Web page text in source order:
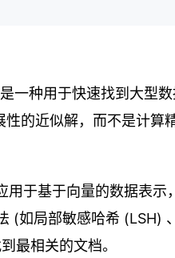
一种用于快速找到大型
的近似解，而不是计算
用于基于向量的数据表
(如局部敏感哈希 (LSH)
最相关的文档。